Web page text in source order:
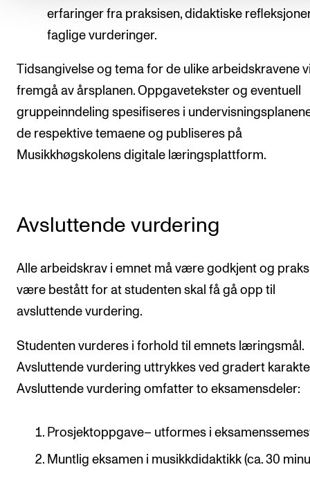
erfaringer fra praksisen, didaktiske
faglige vurderinger.
Tidsangivelse og tema for de ulike arbeidskravene
fremgå av årsplanen. Oppgavetekster og eventuell
gruppeinndeling spesifiseres i
de respektive temaene og publiseres på
Musikkhøgskolens digitale læringsplattform.
Avsluttende vurdering
Alle arbeidskrav i emnet må være godkjent og
være bestått for at studenten skal få gå opp til
avsluttende vurdering.
Studenten vurderes i forhold til emnets læringsmål.
Avsluttende vurdering uttrykkes ved gradert
Avsluttende vurdering omfatter to eksamensdeler:
Prosjektoppgave– utformes i
Muntlig eksamen i musikkdidaktikk (ca. 30